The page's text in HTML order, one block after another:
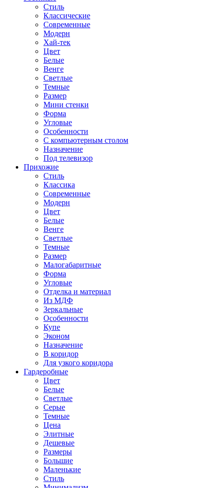
Стиль
Классические
Современные
Модерн
Хай-тек
Цвет
Белые
Венге
Светлые
Темные
Размер
Мини стенки
Форма
Угловые
Особенности
С компьютерным столом
Назначение
Под телевизор
Прихожие
Стиль
Классика
Современные
Модерн
Цвет
Белые
Венге
Светлые
Темные
Размер
Малогабаритные
Форма
Угловые
Отделка и материал
Из МДФ
Зеркальные
Особенности
Купе
Эконом
Назначение
В коридор
Для узкого коридора
Гардеробные
Цвет
Белые
Светлые
Серые
Темные
Цена
Элитные
Дешевые
Размеры
Большие
Маленькие
Стиль